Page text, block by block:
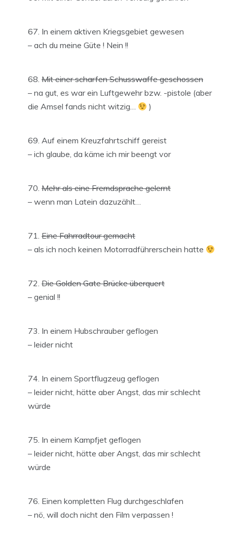
In einem aktiven Kriegsgebiet gewesen
– ach du meine Güte ! Nein !!
Mit einer scharfen Schusswaffe geschossen
– na gut, es war ein Luftgewehr bzw. -pistole (aber
die Amsel fands nicht witzig…
)
Auf einem Kreuzfahrtschiff gereist
– ich glaube, da käme ich mir beengt vor
Mehr als eine Fremdsprache gelernt
– wenn man Latein dazuzählt…
Eine Fahrradtour gemacht
– als ich noch keinen Motorradführerschein hatte
Die Golden Gate Brücke überquert
– genial !!
In einem Hubschrauber geflogen
– leider nicht
In einem Sportflugzeug geflogen
– leider nicht, hätte aber Angst, das mir schlecht
würde
In einem Kampfjet geflogen
– leider nicht, hätte aber Angst, das mir schlecht
würde
Einen kompletten Flug durchgeschlafen
– nö, will doch nicht den Film verpassen !